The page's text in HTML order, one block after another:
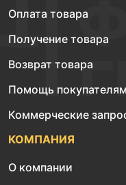
Оплата товара
Получение товара
Возврат товара
Помощь покупателям
Коммерческие
КОМПАНИЯ
О компании